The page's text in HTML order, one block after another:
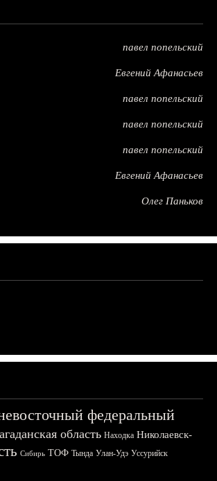
павел попельский
Евгений Афанасьев
павел попельский
павел попельский
павел попельский
Евгений Афанасьев
Олег Паньков
федеральный
область Находка Николаевск-
Сибирь ТОФ Тында Улан-Удэ Уссурийск